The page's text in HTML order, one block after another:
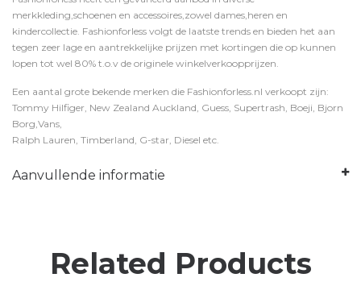
merkkleding,schoenen en accessoires,zowel dames,heren en
kindercollectie. Fashionforless volgt de laatste trends en bieden het aan
tegen zeer lage en aantrekkelijke prijzen met kortingen die op kunnen
lopen tot wel 80% t.o.v de originele winkelverkoopprijzen.
Een aantal grote bekende merken die Fashionforless.nl verkoopt zijn:
Tommy Hilfiger, New Zealand Auckland, Guess, Supertrash, Boeji, Bjorn
Borg,Vans,
Ralph Lauren, Timberland, G-star, Diesel etc.
Aanvullende informatie
Related Products